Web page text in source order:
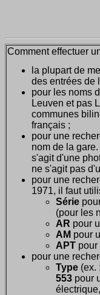
Comment effectuer
la plupart de
des entrées de
pour les noms
Leuven et pas
communes
français ;
pour une
nom de la
s'agit d'une
ne s'agit pas
pour une
1971, il faut
Série
(pour les
AR pour
AM pour
APT pour
pour une
Type (ex. :
553 pour
électrique,